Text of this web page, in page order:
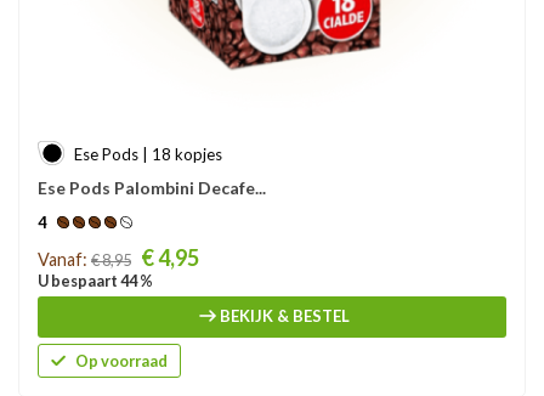
Ese Pods | 18 kopjes
Ese Pods Palombini Decafe...
4
Prijs
Vanaf: € 8,95 € 4,95
U bespaart 44 %
BEKIJK & BESTEL
Op voorraad